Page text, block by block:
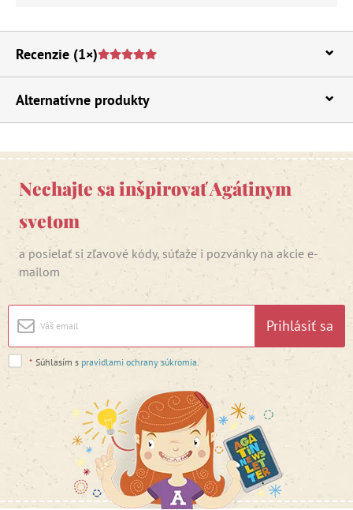
Recenzie (1×)
Alternatívne produkty
Nechajte sa inšpirovať Agátinym
svetom
a posielať si zľavové kódy, súťaže i pozvánky na akcie e-
mailom
Prihlásiť sa
* Súhlasím s pravidlami ochrany súkromia